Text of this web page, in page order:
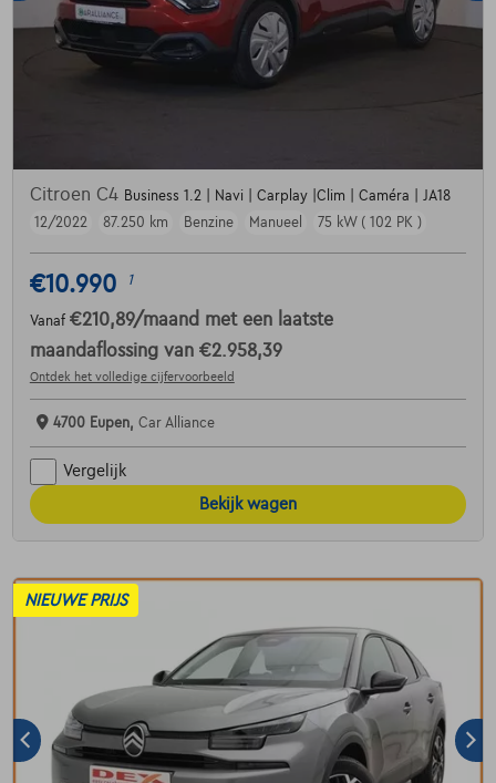
Citroen C4 Business 1.2 | Navi | Carplay |Clim | Caméra | JA18
12/2022
87.250 km Benzine Manueel 75 kW ( 102 PK )
€10.990 1
Vanaf €210,89/maand met een laatste
maandaflossing van €2.958,39
Ontdek het volledige cijfervoorbeeld
4700 Eupen, Car Alliance
Vergelijk
Bekijk wagen
NIEUWE PRIJS